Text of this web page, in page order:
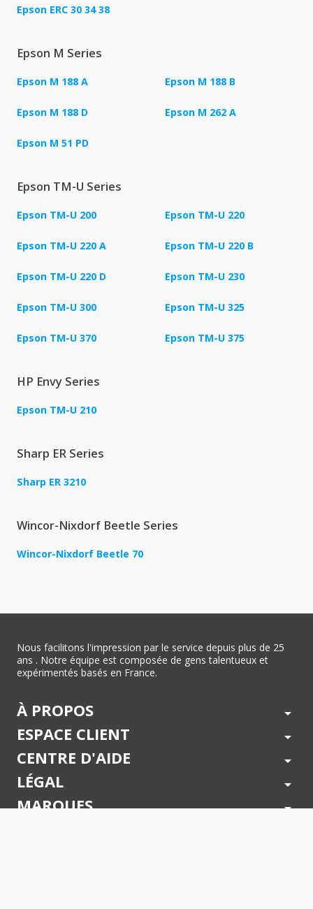
Epson ERC 30 34 38
Epson M Series
Epson M 188 A Epson M 188 B
Epson M 188 D Epson M 262 A
Epson M 51 PD
Epson TM-U Series
Epson TM-U 200 Epson TM-U 220
Epson TM-U 220 A Epson TM-U 220 B
Epson TM-U 220 D Epson TM-U 230
Epson TM-U 300 Epson TM-U 325
Epson TM-U 370 Epson TM-U 375
HP Envy Series
Epson TM-U 210
Sharp ER Series
Sharp ER 3210
Wincor-Nixdorf Beetle Series
Wincor-Nixdorf Beetle 70
Nous facilitons l'impression par le service depuis plus de 25
ans . Notre équipe est composée de gens talentueux et
expérimentés basés en France.
À PROPOS arrow_drop_down
ESPACE CLIENT arrow_drop_down
CENTRE D'AIDE arrow_drop_down
LÉGAL arrow_drop_down
MARQUES arrow_drop_down